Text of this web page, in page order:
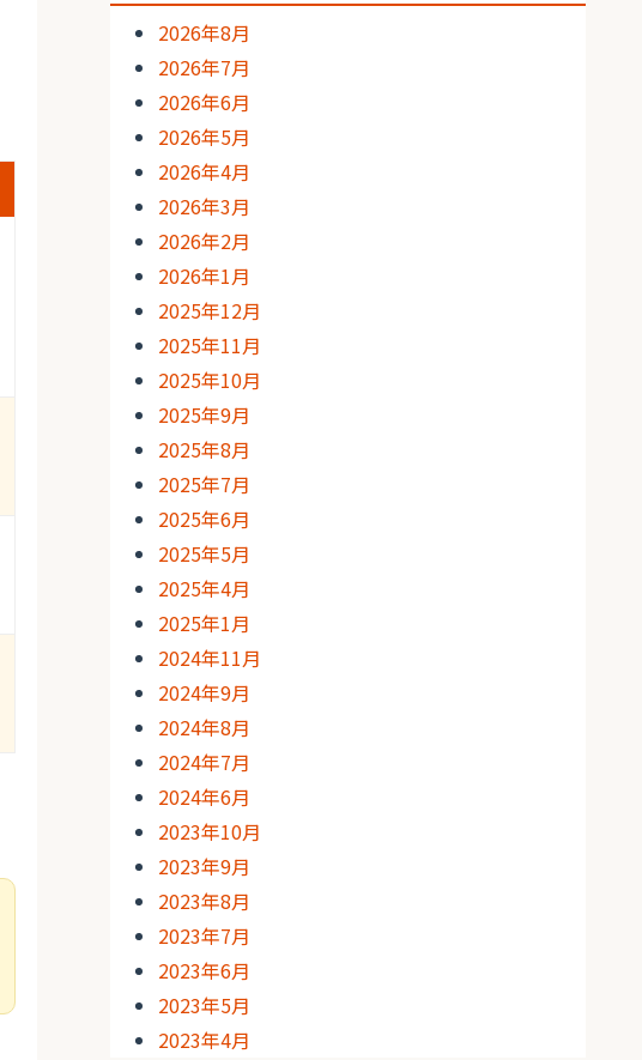
2026年8月
2026年7月
2026年6月
2026年5月
2026年4月
2026年3月
2026年2月
2026年1月
2025年12月
2025年11月
2025年10月
2025年9月
2025年8月
2025年7月
2025年6月
2025年5月
2025年4月
2025年1月
2024年11月
2024年9月
2024年8月
2024年7月
2024年6月
2023年10月
2023年9月
2023年8月
2023年7月
2023年6月
2023年5月
2023年4月